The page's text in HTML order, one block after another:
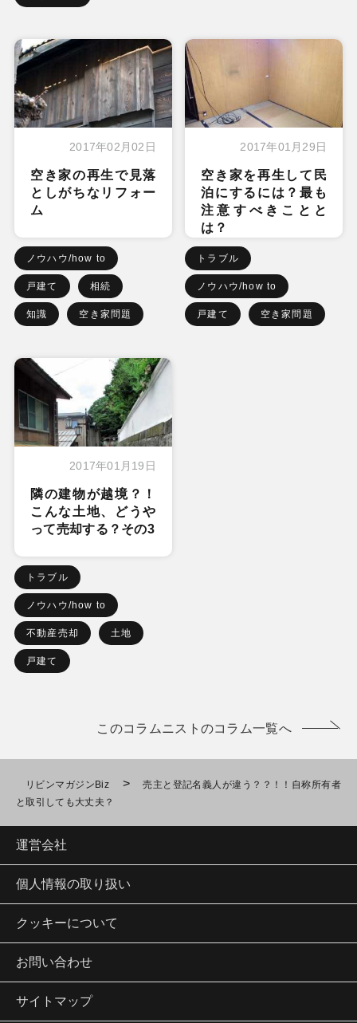
2017年02月02日
空き家の再生で見落
としがちなリフォー
ム
ノウハウ/how to
戸建て 相続
知識 空き家問題
2017年01月29日
空き家を再生して民
泊にするには？最も
注意すべきことと
は？
トラブル
ノウハウ/how to
戸建て 空き家問題
2017年01月19日
隣の建物が越境？！
こんな土地、どうや
って売却する？その3
トラブル
ノウハウ/how to
不動産売却 土地
戸建て
このコラムニストのコラム一覧へ
リビンマガジンBiz >
売主と登記名義人が違う？？！！自称所有者
と取引しても大丈夫？
運営会社
個人情報の取り扱い
クッキーについて
お問い合わせ
サイトマップ